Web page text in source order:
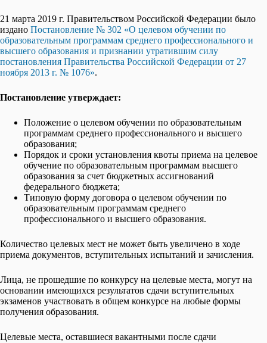
21 марта 2019 г. Правительством Российской Федерации было
издано Постановление № 302 «О целевом обучении по
образовательным программам среднего профессионального и
высшего образования и признании утратившим силу
постановления Правительства Российской Федерации от 27
ноября 2013 г. № 1076».
Постановление утверждает:
Положение о целевом обучении по образовательным
программам среднего профессионального и высшего
образования;
Порядок и сроки установления квоты приема на целевое
обучение по образовательным программам высшего
образования за счет бюджетных ассигнований
федерального бюджета;
Типовую форму договора о целевом обучении по
образовательным программам среднего
профессионального и высшего образования.
Количество целевых мест не может быть увеличено в ходе
приема документов, вступительных испытаний и зачисления.
Лица, не прошедшие по конкурсу на целевые места, могут на
основании имеющихся результатов сдачи вступительных
экзаменов участвовать в общем конкурсе на любые формы
получения образования.
Целевые места, оставшиеся вакантными после сдачи